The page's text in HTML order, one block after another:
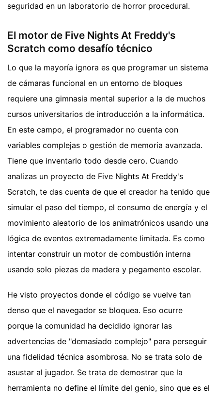
seguridad en un laboratorio de horror procedural.
El motor de Five Nights At Freddy's
Scratch como desafío técnico
Lo que la mayoría ignora es que programar un sistema
de cámaras funcional en un entorno de bloques
requiere una gimnasia mental superior a la de muchos
cursos universitarios de introducción a la informática.
En este campo, el programador no cuenta con
variables complejas o gestión de memoria avanzada.
Tiene que inventarlo todo desde cero. Cuando
analizas un proyecto de Five Nights At Freddy's
Scratch, te das cuenta de que el creador ha tenido que
simular el paso del tiempo, el consumo de energía y el
movimiento aleatorio de los animatrónicos usando una
lógica de eventos extremadamente limitada. Es como
intentar construir un motor de combustión interna
usando solo piezas de madera y pegamento escolar.
He visto proyectos donde el código se vuelve tan
denso que el navegador se bloquea. Eso ocurre
porque la comunidad ha decidido ignorar las
advertencias de "demasiado complejo" para perseguir
una fidelidad técnica asombrosa. No se trata solo de
asustar al jugador. Se trata de demostrar que la
herramienta no define el límite del genio, sino que es el